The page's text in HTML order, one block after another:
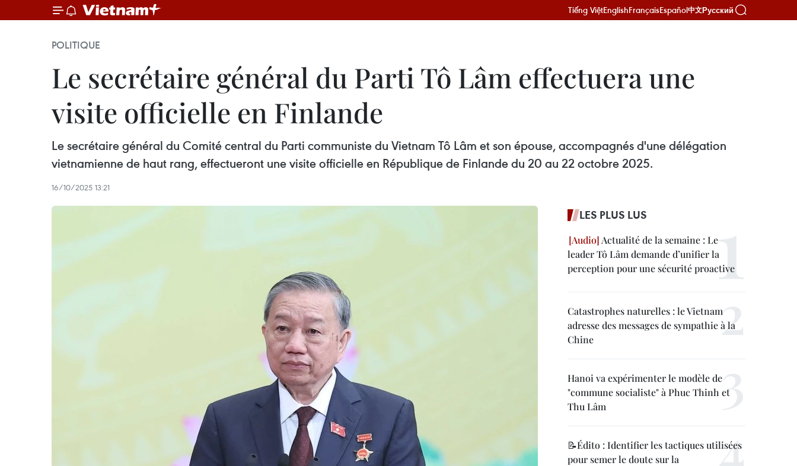
Tiếng ViệtEnglishFrançaisEspañol中文Русский
POLITIQUE
Le secrétaire général du Parti Tô Lâm effectuera une
visite officielle en Finlande
Le secrétaire général du Comité central du Parti communiste du Vietnam Tô Lâm et son épouse, accompagnés d'une délégation
vietnamienne de haut rang, effectueront une visite officielle en République de Finlande du 20 au 22 octobre 2025.
16/10/2025 13:21
LES PLUS LUS
Actualité de la semaine : Le
leader Tô Lâm demande d’unifier la
perception pour une sécurité proactive
Catastrophes naturelles : le Vietnam
adresse des messages de sympathie à la
Chine
Hanoi va expérimenter le modèle de
"commune socialiste" à Phuc Thinh et
Thu Lâm
📝Édito : Identifier les tactiques utilisées
pour semer le doute sur la